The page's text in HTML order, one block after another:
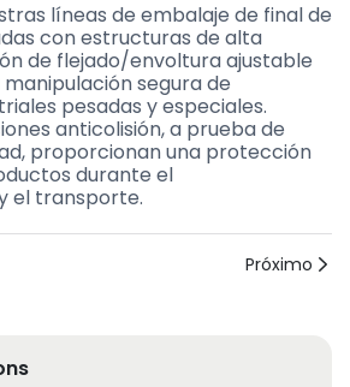
líneas de embalaje de final de
con estructuras de alta
de flejado/envoltura ajustable
segura de
pesadas y especiales.
anticolisión, a prueba de
proporcionan una protección
durante el
el transporte.
Próximo